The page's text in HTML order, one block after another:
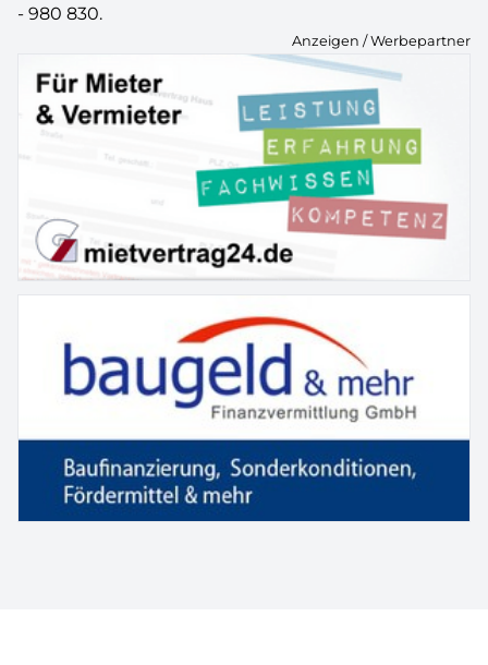
- 980 830.
Anzeigen / Werbepartner